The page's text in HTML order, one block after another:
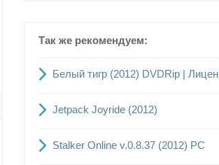
Так же рекомендуем:
Белый тигр (2012) DVDRip |
Jetpack Joyride (2012)
Stalker Online v.0.8.37 (2012) PC